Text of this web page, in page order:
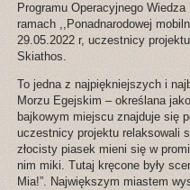
Programu Operacyjnego
ramach ,,Ponadnarodowej
29.05.2022 r, uczestnicy
Skiathos.
To jedna z najpiękniejszych i
Morzu Egejskim – określana
bajkowym miejscu znajduje się
uczestnicy projektu relaksowali
złocisty piasek mieni się w
nim miki. Tutaj kręcone były
Mia!”. Największym miastem